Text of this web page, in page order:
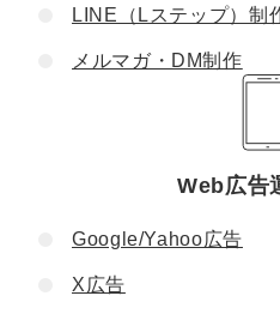
LINE（Lステップ）制
メルマガ・DM制作
Web広告
Google/Yahoo広告
X広告